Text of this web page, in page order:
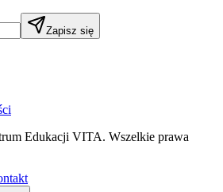
Zapisz się
Edukacji VITA. Wszelkie prawa